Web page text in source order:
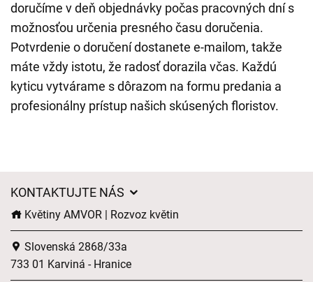
doručíme v deň objednávky počas pracovných dní s
možnosťou určenia presného času doručenia.
Potvrdenie o doručení dostanete e-mailom, takže
máte vždy istotu, že radosť dorazila včas. Každú
kyticu vytvárame s dôrazom na formu predania a
profesionálny prístup našich skúsených floristov.
KONTAKTUJTE NÁS
Květiny AMVOR | Rozvoz květin
Slovenská 2868/33a
733 01 Karviná - Hranice